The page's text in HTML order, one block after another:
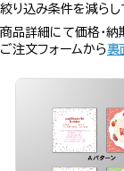
絞り込み条件を減らし
商品詳細にて価格・
ご注文フォームから裏